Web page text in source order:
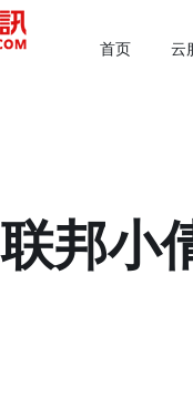
首页 云
联邦小